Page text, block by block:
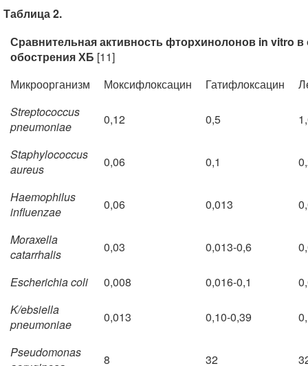
Таблица 2.
Сравнительная активность фторхинолонов in vitro
обострения ХБ [11]
Микроорганизм
Моксифлоксацин Гатифлоксацин
Streptococcus
pneumoniae
0,12 0,5
Staphylococcus
aureus
0,06 0,1
Haemophilus
influenzae
0,06 0,013
Moraxella
catarrhalis
0,03 0,013-0,6
Escherichia coli 0,008 0,016-0,1
K/ebsiella
pneumoniae
0,013 0,10-0,39
Pseudomonas
8 32